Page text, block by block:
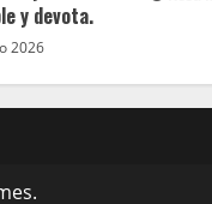
y devota.
2026